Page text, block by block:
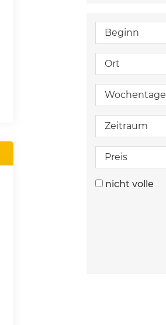
Beginn
Ort
Wochentage
Zeitraum
Preis
nicht volle